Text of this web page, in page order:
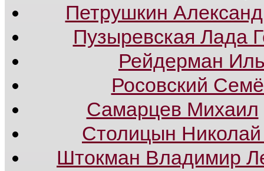
Петрушкин
Пузыревская Лада
Рейдерман
Росовский
Самарцев Михаил
Столицын
Штокман Владимир